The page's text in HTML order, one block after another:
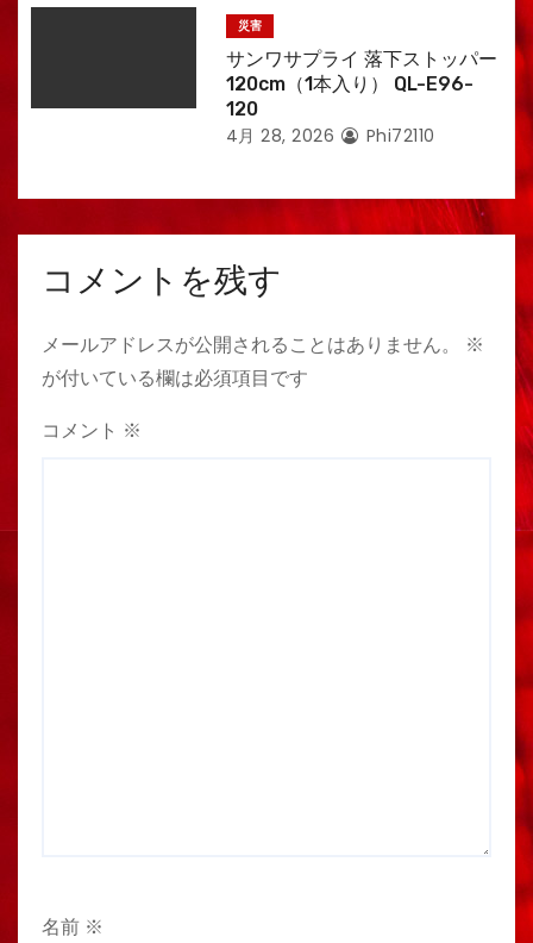
災害
サンワサプライ 落下ストッパー
120cm（1本入り） QL-E96-
120
4月 28, 2026 Phi72110
コメントを残す
メールアドレスが公開されることはありません。
※
が付いている欄は必須項目です
コメント ※
名前 ※